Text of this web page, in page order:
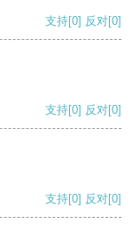
支持[0] 反对[0]
支持[0] 反对[0]
支持[0] 反对[0]